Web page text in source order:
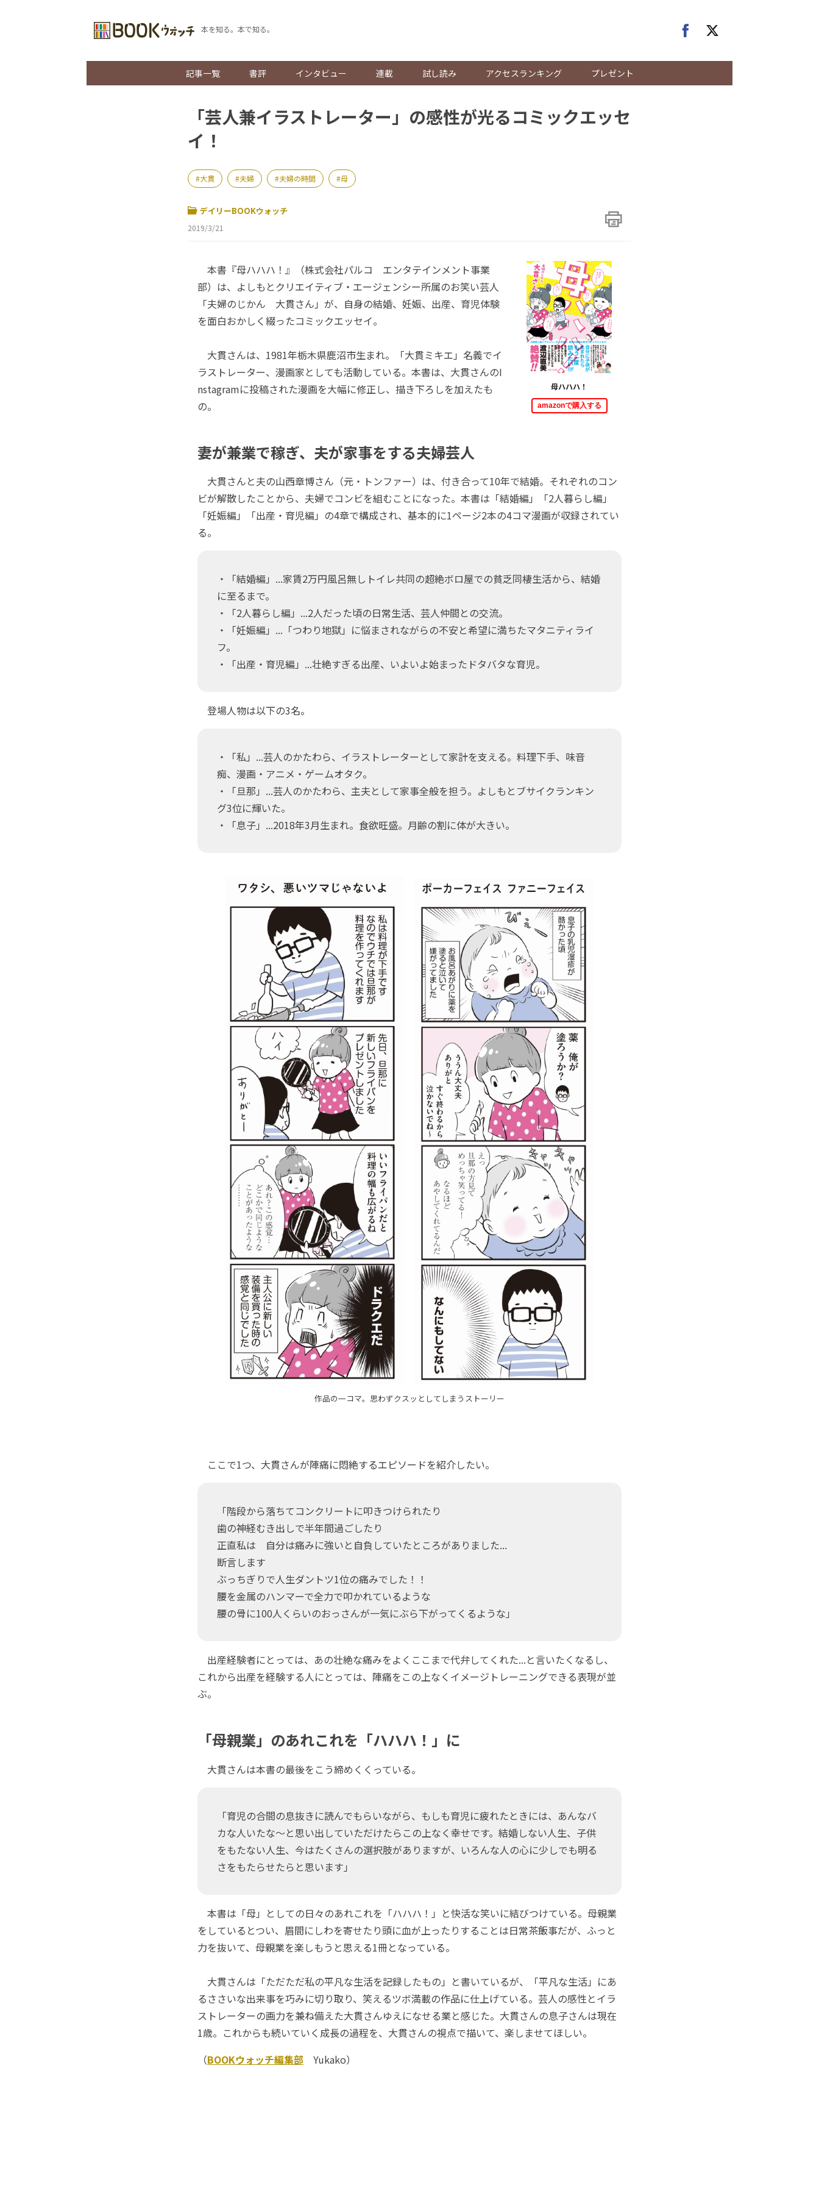
本を知る。本で知る。
記事一覧 書評 インタビュー 連載 試し読み アクセスランキング プレゼント
「芸人兼イラストレーター」の感性が光るコミックエッセ
イ！
大貫 夫婦 夫婦の時間 母
デイリーBOOKウォッチ
2019/3/21
母ハハハ！
amazonで購入する
本書『母ハハハ！』（株式会社パルコ エンタテインメント事業
部）は、よしもとクリエイティブ・エージェンシー所属のお笑い芸人
「夫婦のじかん 大貫さん」が、自身の結婚、妊娠、出産、育児体験
を面白おかしく綴ったコミックエッセイ。
大貫さんは、1981年栃木県鹿沼市生まれ。「大貫ミキエ」名義でイ
ラストレーター、漫画家としても活動している。本書は、大貫さんのI
nstagramに投稿された漫画を大幅に修正し、描き下ろしを加えたも
の。
妻が兼業で稼ぎ、夫が家事をする夫婦芸人
大貫さんと夫の山西章博さん（元・トンファー）は、付き合って10年で結婚。それぞれのコン
ビが解散したことから、夫婦でコンビを組むことになった。本書は「結婚編」「2人暮らし編」
「妊娠編」「出産・育児編」の4章で構成され、基本的に1ページ2本の4コマ漫画が収録されてい
る。
・「結婚編」...家賃2万円風呂無しトイレ共同の超絶ボロ屋での貧乏同棲生活から、結婚
に至るまで。
・「2人暮らし編」...2人だった頃の日常生活、芸人仲間との交流。
・「妊娠編」...「つわり地獄」に悩まされながらの不安と希望に満ちたマタニティライ
フ。
・「出産・育児編」...壮絶すぎる出産、いよいよ始まったドタバタな育児。
登場人物は以下の3名。
・「私」...芸人のかたわら、イラストレーターとして家計を支える。料理下手、味音
痴、漫画・アニメ・ゲームオタク。
・「旦那」...芸人のかたわら、主夫として家事全般を担う。よしもとブサイクランキン
グ3位に輝いた。
・「息子」...2018年3月生まれ。食欲旺盛。月齢の割に体が大きい。
作品の一コマ。思わずクスッとしてしまうストーリー
ここで1つ、大貫さんが陣痛に悶絶するエピソードを紹介したい。
「階段から落ちてコンクリートに叩きつけられたり
歯の神経むき出しで半年間過ごしたり
正直私は 自分は痛みに強いと自負していたところがありました...
断言します
ぶっちぎりで人生ダントツ1位の痛みでした！！
腰を金属のハンマーで全力で叩かれているような
腰の骨に100人くらいのおっさんが一気にぶら下がってくるような」
出産経験者にとっては、あの壮絶な痛みをよくここまで代弁してくれた...と言いたくなるし、
これから出産を経験する人にとっては、陣痛をこの上なくイメージトレーニングできる表現が並
ぶ。
「母親業」のあれこれを「ハハハ！」に
大貫さんは本書の最後をこう締めくくっている。
「育児の合間の息抜きに読んでもらいながら、もしも育児に疲れたときには、あんなバ
カな人いたな～と思い出していただけたらこの上なく幸せです。結婚しない人生、子供
をもたない人生、今はたくさんの選択肢がありますが、いろんな人の心に少しでも明る
さをもたらせたらと思います」
本書は「母」としての日々のあれこれを「ハハハ！」と快活な笑いに結びつけている。母親業
をしているとつい、眉間にしわを寄せたり頭に血が上ったりすることは日常茶飯事だが、ふっと
力を抜いて、母親業を楽しもうと思える1冊となっている。
大貫さんは「ただただ私の平凡な生活を記録したもの」と書いているが、「平凡な生活」にあ
るささいな出来事を巧みに切り取り、笑えるツボ満載の作品に仕上げている。芸人の感性とイラ
ストレーターの画力を兼ね備えた大貫さんゆえになせる業と感じた。大貫さんの息子さんは現在
1歳。これからも続いていく成長の過程を、大貫さんの視点で描いて、楽しませてほしい。
（BOOKウォッチ編集部 Yukako）